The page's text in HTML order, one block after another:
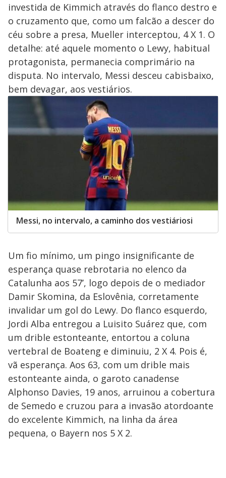
investida de Kimmich através do flanco destro e
o cruzamento que, como um falcão a descer do
céu sobre a presa, Mueller interceptou, 4 X 1. O
detalhe: até aquele momento o Lewy, habitual
protagonista, permanecia comprimário na
disputa. No intervalo, Messi desceu cabisbaixo,
bem devagar, aos vestiários.
Messi, no intervalo, a caminho dos vestiáriosi
Um fio mínimo, um pingo insignificante de
esperança quase rebrotaria no elenco da
Catalunha aos 57’, logo depois de o mediador
Damir Skomina, da Eslovênia, corretamente
invalidar um gol do Lewy. Do flanco esquerdo,
Jordi Alba entregou a Luisito Suárez que, com
um drible estonteante, entortou a coluna
vertebral de Boateng e diminuiu, 2 X 4. Pois é,
vã esperança. Aos 63, com um drible mais
estonteante ainda, o garoto canadense
Alphonso Davies, 19 anos, arruinou a cobertura
de Semedo e cruzou para a invasão atordoante
do excelente Kimmich, na linha da área
pequena, o Bayern nos 5 X 2.